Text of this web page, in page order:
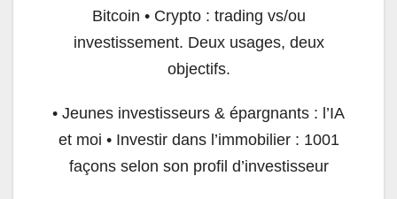
Bitcoin • Crypto : trading vs/ou
investissement. Deux usages, deux
objectifs.
• Jeunes investisseurs & épargnants : l’IA
et moi • Investir dans l’immobilier : 1001
façons selon son profil d’investisseur